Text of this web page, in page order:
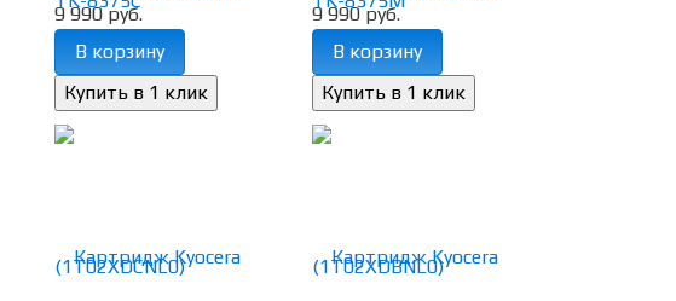
9 990 руб.
В корзину
9 990 руб.
В корзину